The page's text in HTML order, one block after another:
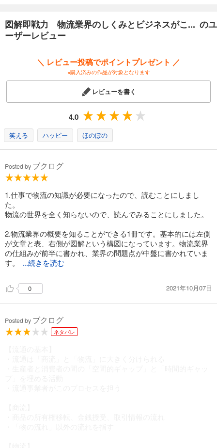
図解即戦力 物流業界のしくみとビジネスがこ... のユ
ーザーレビュー
＼ レビュー投稿でポイントプレゼント ／
※購入済みの作品が対象となります
レビューを書く
4.0
笑える ハッピー ほのぼの
Posted by ブクログ
1.仕事で物流の知識が必要になったので、読むことにしまし
た。
物流の世界を全く知らないので、読んでみることにしました。
2.物流業界の概要を知ることができる1冊です。基本的には左側
が文章と表、右側が図解という構図になっています。物流業界
の仕組みが前半に書かれ、業界の問題点が中盤に書かれていま
す。
...続きを読む
0 2021年10月07日
Posted by ブクログ
ネタバレ